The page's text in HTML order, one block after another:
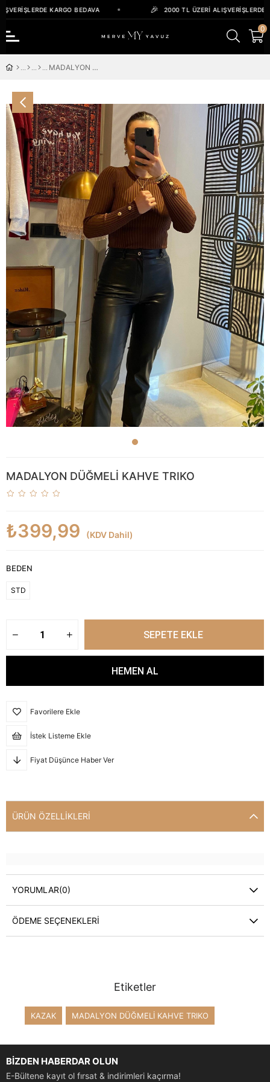
0
KARGO BEDAVA 2000 TL ÜZERI ALIŞVERIŞLERDE
MADALYON DÜĞMELİ KAHVE TRIKO
MADALYON DÜĞMELİ KAHVE TRIKO
₺399,99 (KDV Dahil)
BEDEN
STD
Favorilere Ekle
İstek Listeme Ekle
Fiyat Düşünce Haber Ver
ÜRÜN ÖZELLIKLERI
YORUMLAR(0)
ÖDEME SEÇENEKLERI
Etiketler
KAZAK MADALYON DÜĞMELİ KAHVE TRIKO
BİZDEN HABERDAR OLUN
E-Bültene kayıt ol fırsat & indirimleri kaçırma!